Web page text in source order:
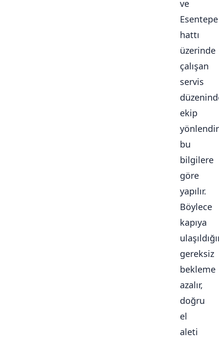
ve
Esentepe
hattı
üzerinde
çalışan
servis
ekip
bu
bilgilere
göre
yapılır.
Böylece
kapıya
gereksiz
bekleme
azalır,
doğru
el
aleti